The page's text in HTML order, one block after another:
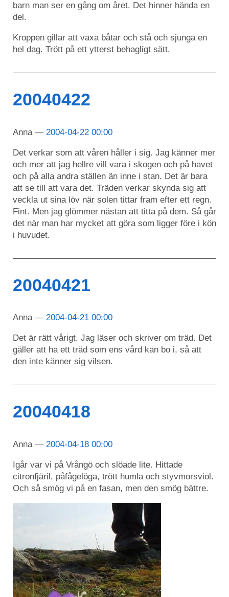
barn man ser en gång om året. Det hinner hända en
del.
Kroppen gillar att vaxa båtar och stå och sjunga en
hel dag. Trött på ett ytterst behagligt sätt.
20040422
Anna 2004-04-22 00:00
Det verkar som att våren håller i sig. Jag känner mer
och mer att jag hellre vill vara i skogen och på havet
och på alla andra ställen än inne i stan. Det är bara
att se till att vara det. Träden verkar skynda sig att
veckla ut sina löv när solen tittar fram efter ett regn.
Fint. Men jag glömmer nästan att titta på dem. Så går
det när man har mycket att göra som ligger före i kön
i huvudet.
20040421
Anna 2004-04-21 00:00
Det är rätt vårigt. Jag läser och skriver om träd. Det
gäller att ha ett träd som ens vård kan bo i, så att
den inte känner sig vilsen.
20040418
Anna 2004-04-18 00:00
Igår var vi på Vrångö och slöade lite. Hittade
citronfjäril, påfågelöga, trött humla och styvmorsviol.
Och så smög vi på en fasan, men den smög bättre.